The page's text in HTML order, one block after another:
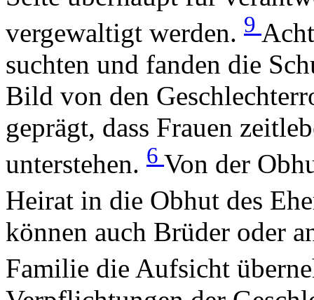
vergewaltigt werden. 9
suchten und fanden die
Bild von den
geprägt, dass Frauen
unterstehen. 6 Von der
Heirat in die Obhut des
können auch Brüder oder
Familie die Aufsicht